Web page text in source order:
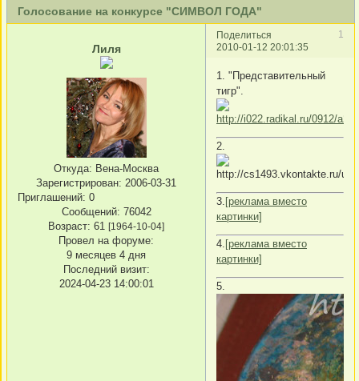
Голосование на конкурсе "СИМВОЛ ГОДА"
Поделиться
1
2010-01-12 20:01:35
Лиля
Откуда: Вена-Москва
Зарегистрирован: 2006-03-31
Приглашений: 0
Сообщений: 76042
Возраст: 61 [1964-10-04]
Провел на форуме:
9 месяцев 4 дня
Последний визит:
2024-04-23 14:00:01
1. "Представительный
тигр".
2.
3. [реклама вместо
картинки]
4. [реклама вместо
картинки]
5.